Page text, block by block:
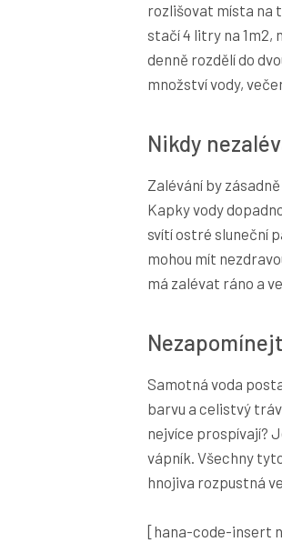
rozlišovat místa na
stačí 4 litry na 1m2,
denně rozdělí do
množství vody,
Nikdy
Zalévání by
Kapky vody
svítí ostré sluneční
mohou mít
má zalévat ráno a
Samotná voda
barvu a celistvý
nejvíce prospívají?
vápník. Všechny
hnojiva rozpustná
[hana-code-insert